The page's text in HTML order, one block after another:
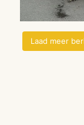
Laad meer